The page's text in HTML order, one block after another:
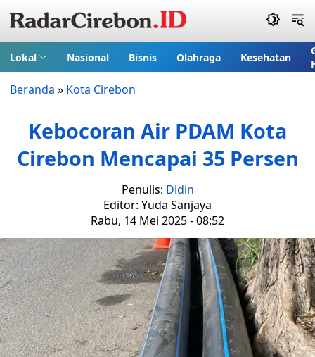
Lokal Nasional Bisnis Olahraga Kesehatan
Beranda » Kota Cirebon
Kebocoran Air PDAM Kota
Cirebon Mencapai 35 Persen
Penulis: Didin
Editor: Yuda Sanjaya
Rabu, 14 Mei 2025 - 08:52